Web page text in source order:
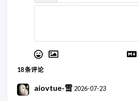
18条评论
aiovtue-雪 2026-07-23